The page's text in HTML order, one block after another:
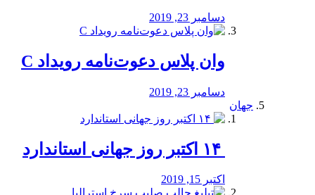
دسامبر 23, 2019
وان پلاس دعوت‌نامه رویداد C
دسامبر 23, 2019
جهان
اکتبر 15, 2019